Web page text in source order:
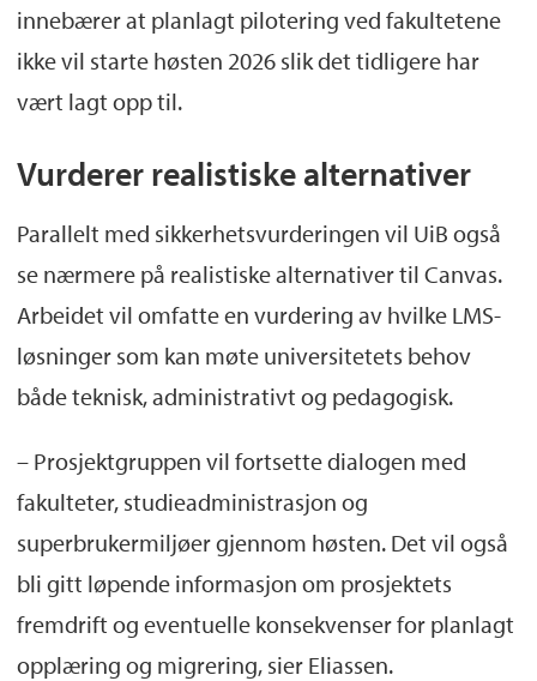
innebærer at planlagt pilotering ved fakultetene
ikke vil starte høsten 2026 slik det tidligere har
vært lagt opp til.
Vurderer realistiske alternativer
Parallelt med sikkerhetsvurderingen vil UiB også
se nærmere på realistiske alternativer til Canvas.
Arbeidet vil omfatte en vurdering av hvilke LMS-
løsninger som kan møte universitetets behov
både teknisk, administrativt og pedagogisk.
– Prosjektgruppen vil fortsette dialogen med
fakulteter, studieadministrasjon og
superbrukermiljøer gjennom høsten. Det vil også
bli gitt løpende informasjon om prosjektets
fremdrift og eventuelle konsekvenser for planlagt
opplæring og migrering, sier Eliassen.